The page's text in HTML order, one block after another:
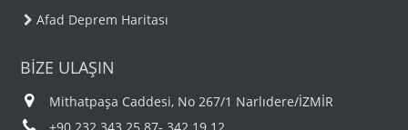
Afad Deprem Haritası
BİZE ULAŞIN
Mithatpaşa Caddesi, No 267/1 Narlıdere/İZMİR